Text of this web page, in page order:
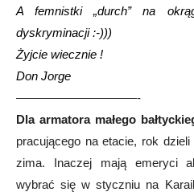
A femnistki „durch” na
dyskryminacji :-)))
Żyjcie wiecznie !
Don Jorge
——————————-
Dla armatora małego
pracującego na etacie, rok
zima. Inaczej mają emeryci
wybrać się w styczniu na